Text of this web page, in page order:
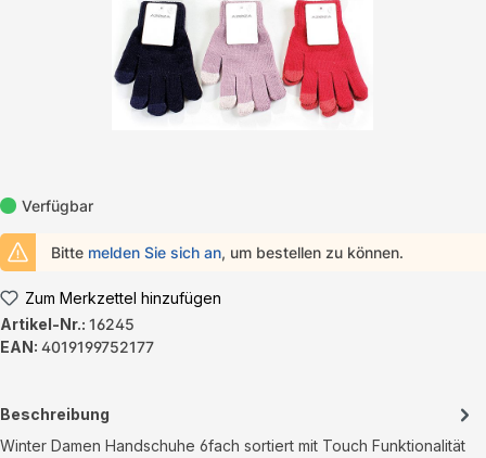
Verfügbar
Bitte melden Sie sich an, um bestellen zu können.
Zum Merkzettel hinzufügen
Artikel-Nr.: 16245
EAN: 4019199752177
Beschreibung
Winter Damen Handschuhe 6fach sortiert mit Touch Funktionalität